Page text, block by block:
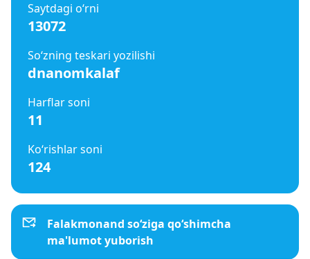
Saytdagi o‘rni
13072
So‘zning teskari yozilishi
dnanomkalaf
Harflar soni
11
Ko‘rishlar soni
124
Falakmonand so‘ziga qo‘shimcha
ma'lumot yuborish